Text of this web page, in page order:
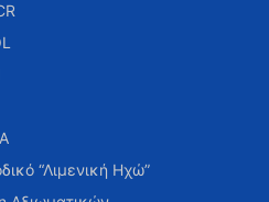
“Λιμενική Ηχώ”